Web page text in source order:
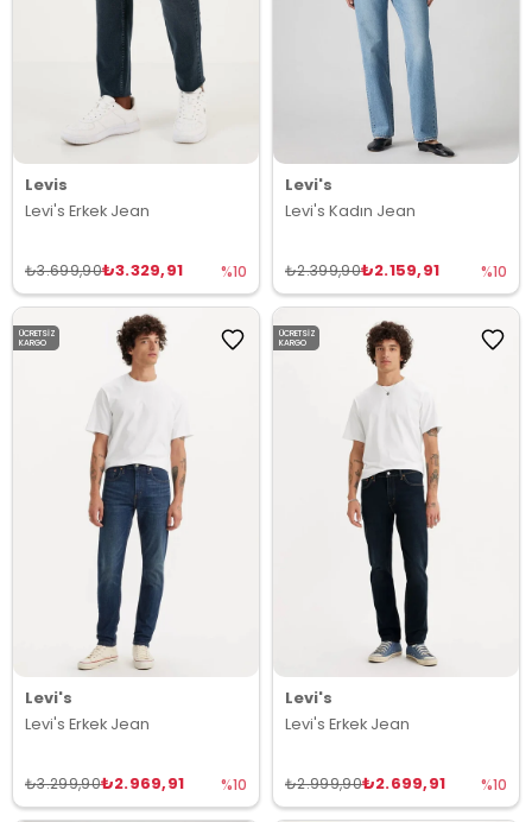
Levis
Levi's Erkek Jean
₺3.329,91
₺3.699,90 %10
Levi's
Levi's Kadın Jean
₺2.159,91
₺2.399,90 %10
Levi's
Levi's Erkek Jean
₺2.969,91
₺3.299,90 %10
ÜCRETSIZ
KARGO
Levi's
Levi's Erkek Jean
₺2.699,91
₺2.999,90 %10
ÜCRETSIZ
KARGO